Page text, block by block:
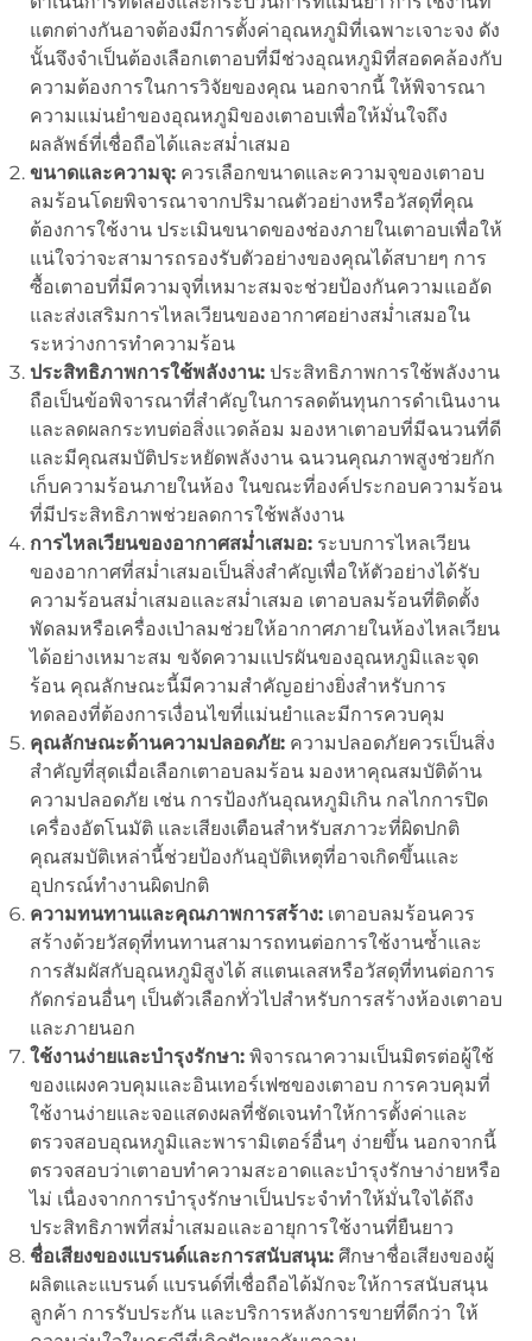
แตกต่างกันอาจต้องมีการตั้งค่าอุณหภูมิที่เฉพาะเจาะจง ดัง
นั้นจึงจำเป็นต้องเลือกเตาอบที่มีช่วงอุณหภูมิที่สอดคล้องกับ
ความต้องการในการวิจัยของคุณ นอกจากนี้ ให้พิจารณา
ความแม่นยำของอุณหภูมิของเตาอบเพื่อให้มั่นใจถึง
ผลลัพธ์ที่เชื่อถือได้และสม่ำเสมอ
ขนาดและความจุ: ควรเลือกขนาดและความจุของเตาอบ
ลมร้อนโดยพิจารณาจากปริมาณตัวอย่างหรือวัสดุที่คุณ
ต้องการใช้งาน ประเมินขนาดของช่องภายในเตาอบเพื่อให้
แน่ใจว่าจะสามารถรองรับตัวอย่างของคุณได้สบายๆ การ
ซื้อเตาอบที่มีความจุที่เหมาะสมจะช่วยป้องกันความแออัด
และส่งเสริมการไหลเวียนของอากาศอย่างสม่ำเสมอใน
ระหว่างการทำความร้อน
ประสิทธิภาพการใช้พลังงาน: ประสิทธิภาพการใช้พลังงาน
ถือเป็นข้อพิจารณาที่สำคัญในการลดต้นทุนการดำเนินงาน
และลดผลกระทบต่อสิ่งแวดล้อม มองหาเตาอบที่มีฉนวนที่ดี
และมีคุณสมบัติประหยัดพลังงาน ฉนวนคุณภาพสูงช่วยกัก
เก็บความร้อนภายในห้อง ในขณะที่องค์ประกอบความร้อน
ที่มีประสิทธิภาพช่วยลดการใช้พลังงาน
การไหลเวียนของอากาศสม่ำเสมอ: ระบบการไหลเวียน
ของอากาศที่สม่ำเสมอเป็นสิ่งสำคัญเพื่อให้ตัวอย่างได้รับ
ความร้อนสม่ำเสมอและสม่ำเสมอ เตาอบลมร้อนที่ติดตั้ง
พัดลมหรือเครื่องเป่าลมช่วยให้อากาศภายในห้องไหลเวียน
ได้อย่างเหมาะสม ขจัดความแปรผันของอุณหภูมิและจุด
ร้อน คุณลักษณะนี้มีความสำคัญอย่างยิ่งสำหรับการ
ทดลองที่ต้องการเงื่อนไขที่แม่นยำและมีการควบคุม
คุณลักษณะด้านความปลอดภัย: ความปลอดภัยควรเป็นสิ่ง
สำคัญที่สุดเมื่อเลือกเตาอบลมร้อน มองหาคุณสมบัติด้าน
ความปลอดภัย เช่น การป้องกันอุณหภูมิเกิน กลไกการปิด
เครื่องอัตโนมัติ และเสียงเตือนสำหรับสภาวะที่ผิดปกติ
คุณสมบัติเหล่านี้ช่วยป้องกันอุบัติเหตุที่อาจเกิดขึ้นและ
อุปกรณ์ทำงานผิดปกติ
ความทนทานและคุณภาพการสร้าง: เตาอบลมร้อนควร
สร้างด้วยวัสดุที่ทนทานสามารถทนต่อการใช้งานซ้ำและ
การสัมผัสกับอุณหภูมิสูงได้ สแตนเลสหรือวัสดุที่ทนต่อการ
กัดกร่อนอื่นๆ เป็นตัวเลือกทั่วไปสำหรับการสร้างห้องเตาอบ
และภายนอก
ใช้งานง่ายและบำรุงรักษา: พิจารณาความเป็นมิตรต่อผู้ใช้
ของแผงควบคุมและอินเทอร์เฟซของเตาอบ การควบคุมที่
ใช้งานง่ายและจอแสดงผลที่ชัดเจนทำให้การตั้งค่าและ
ตรวจสอบอุณหภูมิและพารามิเตอร์อื่นๆ ง่ายขึ้น นอกจากนี้
ตรวจสอบว่าเตาอบทำความสะอาดและบำรุงรักษาง่ายหรือ
ไม่ เนื่องจากการบำรุงรักษาเป็นประจำทำให้มั่นใจได้ถึง
ประสิทธิภาพที่สม่ำเสมอและอายุการใช้งานที่ยืนยาว
ชื่อเสียงของแบรนด์และการสนับสนุน: ศึกษาชื่อเสียงของผู้
ผลิตและแบรนด์ แบรนด์ที่เชื่อถือได้มักจะให้การสนับสนุน
ลูกค้า การรับประกัน และบริการหลังการขายที่ดีกว่า ให้